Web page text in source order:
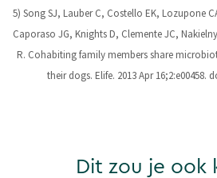
5) Song SJ, Lauber C, Costello EK, Lozupone
Caporaso JG, Knights D, Clemente JC,
R. Cohabiting family members share
their dogs. Elife. 2013 Apr 16;2:e00458.
Dit zou je ook